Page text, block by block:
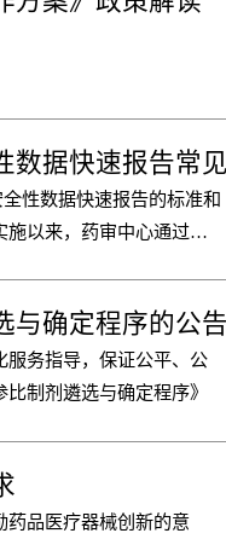
性数据快速报告的标准和
以来，药审中心通过各
与确定程序的公告
服务指导，保证公平、公
制剂遴选与确定程序》
药品医疗器械创新的意